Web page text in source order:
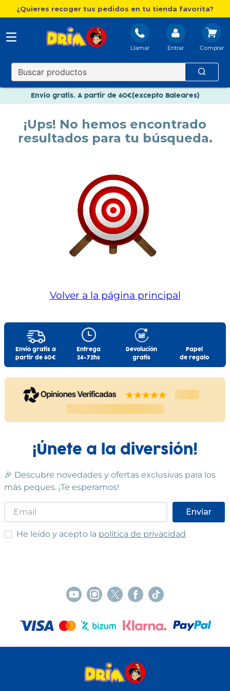
¿Quieres recoger tus pedidos en tu tienda favorita?
Llamar Entrar
Envío gratis. A partir de 60€(excepto Baleares)
Nuevo catálogo Aire Libre
Paga en 3 plazos sin intereses
¡Ups! No hemos encontrado
resultados para tu búsqueda.
Volver a la página principal
Envío gratis a
partir de 60€
Entrega
24-72hs
Devolución
gratis
Papel
de regalo
¡Únete a la diversión!
🎉 Descubre novedades y ofertas exclusivas para los
más peques. ¡Te esperamos!
Enviar
He leído y acepto las condiciones
He leído y acepto la política de privacidad